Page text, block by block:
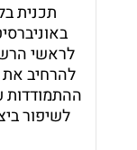
תכנית
לראשי
להרחיב את
ההתמודדות
לשיפור